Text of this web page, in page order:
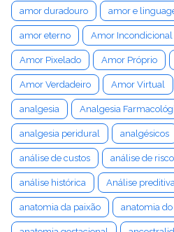
amor duradouro amor e
amor eterno Amor Incondicional
Amor Pixelado Amor Próprio
Amor Verdadeiro Amor Virtual
analgesia Analgesia
analgesia peridural analgésicos
análise de custos análise de risco
análise histórica Análise
anatomia da paixão anatomia